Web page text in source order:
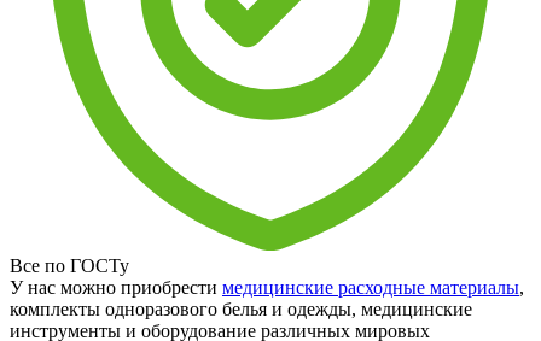
Все по ГОСТу
У нас можно приобрести медицинские расходные материалы,
комплекты одноразового белья и одежды, медицинские
инструменты и оборудование различных мировых